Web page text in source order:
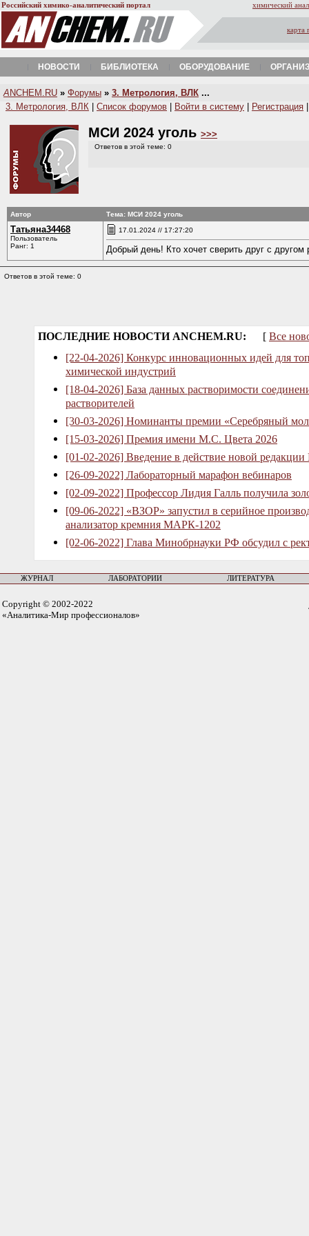
Российский химико-аналитический портал химический
карта
НОВОСТИ БИБЛИОТЕКА ОБОРУДОВАНИЕ
A NCHEM.RU » Форумы » 3. Метрология, ВЛК ...
3. Метрология, ВЛК
Список форумов Войти в систему Регистрация
МСИ 2024 уголь >>>
Ответов в этой теме: 0
Автор Тема: МСИ 2024 уголь
Татьяна34468
Пользователь
Ранг: 1
17.01.2024 // 17:27:20
Добрый день! Кто хочет сверить друг с другом
Ответов в этой теме: 0
ПОСЛЕДНИЕ НОВОСТИ ANCHEM.RU: [ Все
[22-04-2026] Конкурс инновационных идей для
химической индустрий
[18-04-2026] База данных растворимости
растворителей
[30-03-2026] Номинанты премии «Серебряный
[15-03-2026] Премия имени М.С. Цвета 2026
[01-02-2026] Введение в действие новой
[26-09-2022] Лабораторный марафон вебинаров
[02-09-2022] Профессор Лидия Галль получила
[09-06-2022] «ВЗОР» запустил в серийное
анализатор кремния МАРК-1202
[02-06-2022] Глава Минобрнауки РФ обсудил с
ЖУРНАЛ ЛАБОРАТОРИИ ЛИТЕРАТУРА
Copyright © 2002-2022
«Аналитика-Мир профессионалов»